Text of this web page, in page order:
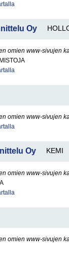
Oy
omien www-sivujen
omien www-sivujen
Oy KEMI
omien www-sivujen
omien www-sivujen